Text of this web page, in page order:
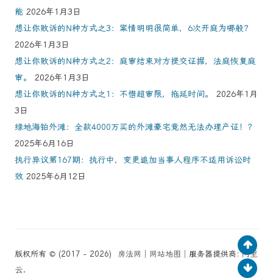
能 2026年1月3日
想让你败诉的N种方式之3：案情明明很简单，6次开庭为哪般？
2026年1月3日
想让你败诉的N种方式之2：庭审结束对方提交证据，法庭恢复庭
审。
2026年1月3日
想让你败诉的N种方式之1：不惜超审限，拖延时间。
2026年1月
3日
绿地海铂外滩：全款4000万买的外滩豪宅竟然无法办理产证！？
2025年6月16日
执行异议第167期：执行中，变更追加当事人程序不适用诉讼时
效 2025年6月12日
版权所有 © (2017 - 2026) 房法网 网站地图 │服务器提供商:阿里
云.